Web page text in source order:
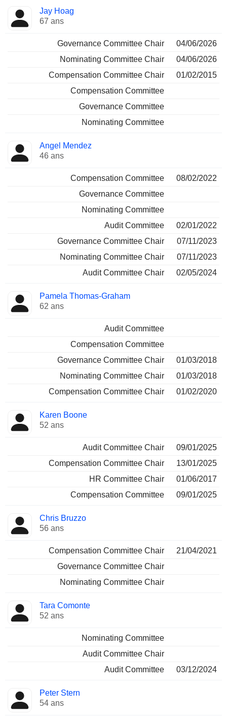
Administrateur Comités
Jay Hoag
67 ans
Governance Committee Chair
04/06/2026
Nominating Committee Chair
04/06/2026
Compensation Committee Chair
01/02/2015
Compensation Committee
Governance Committee
Nominating Committee
Angel Mendez
46 ans
Compensation Committee
08/02/2022
Governance Committee
Nominating Committee
Audit Committee
02/01/2022
Governance Committee Chair
07/11/2023
Nominating Committee Chair
07/11/2023
Audit Committee Chair
02/05/2024
Pamela Thomas-Graham
62 ans
Audit Committee
Compensation Committee
Governance Committee Chair
01/03/2018
Nominating Committee Chair
01/03/2018
Compensation Committee Chair
01/02/2020
Karen Boone
52 ans
Audit Committee Chair
09/01/2025
Compensation Committee Chair
13/01/2025
HR Committee Chair
01/06/2017
Compensation Committee
09/01/2025
Chris Bruzzo
56 ans
Compensation Committee Chair
21/04/2021
Governance Committee Chair
Nominating Committee Chair
Tara Comonte
52 ans
Nominating Committee
Audit Committee Chair
Audit Committee
03/12/2024
Peter Stern
54 ans